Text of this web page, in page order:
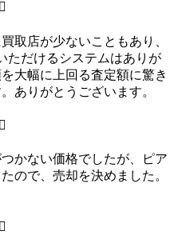
取店が少ないこともあり、
ただけるシステムはありが
大幅に上回る査定額に驚き
ありがとうございます。
かない価格でしたが、ピア
ので、売却を決めました。